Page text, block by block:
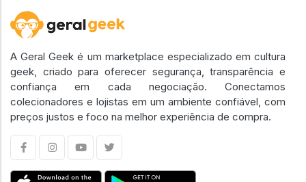
A Geral Geek é um marketplace especializado em cultura
geek, criado para oferecer segurança, transparência e
confiança em cada negociação. Conectamos
colecionadores e lojistas em um ambiente confiável, com
preços justos e foco na melhor experiência de compra.